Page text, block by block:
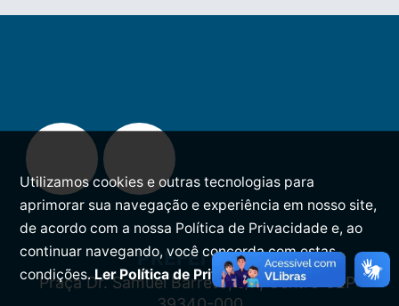
PREFEITURA
Praça Dr. Samuel Barreto, s/n, Centro CEP:
Utilizamos cookies e outras tecnologias para
aprimorar sua navegação e experiência em nosso site,
de acordo com a nossa Política de Privacidade e, ao
continuar navegando, você concorda com estas
condições.Ler Política de Privacidade.